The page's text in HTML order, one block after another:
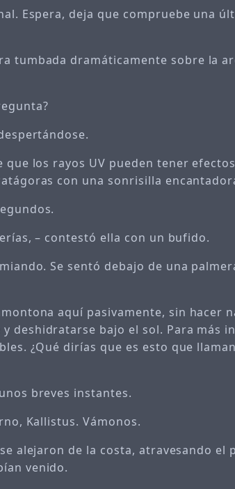
Espera, deja que compruebe una
tumbada dramáticamente sobre la
que los rayos UV pueden tener
con una sonrisilla
– contestó ella con un bufido.
Se sentó debajo de una
aquí pasivamente, sin hacer
deshidratarse bajo el sol. Para más
¿Qué dirías que es esto que llaman
breves instantes.
Kallistus. Vámonos.
alejaron de la costa, atravesando el
venido.